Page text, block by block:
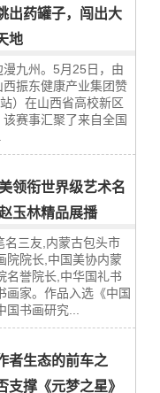
出药罐子，闯出大
地
九州。5月25日，由
振东健康产业集团赞
）在山西省高校新区
该赛事汇聚了来自全国
领衔世界级艺术名
玉林精品展播
名三友,内蒙古包头市
院院长,中国美协内蒙
名誉院长,中华国礼书
画家。作品入选《中国
书画研究...
者生态的前车之
支撑《元梦之星》